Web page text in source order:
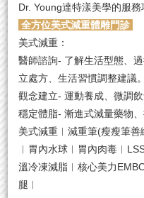
Dr. Young達特漾美學的服務
全方位美式減重體雕門診
美式減重：
醫師諮詢- 了解生活型態、
立處方、生活習慣調整建議。
觀念建立- 運動養成、微調飲
穩定體脂- 漸進式減量藥物、
美式減重︱減重筆(瘦瘦筆
︱胃內水球︱胃內肉毒
溫冷凍減脂︱核心美力
腿︱